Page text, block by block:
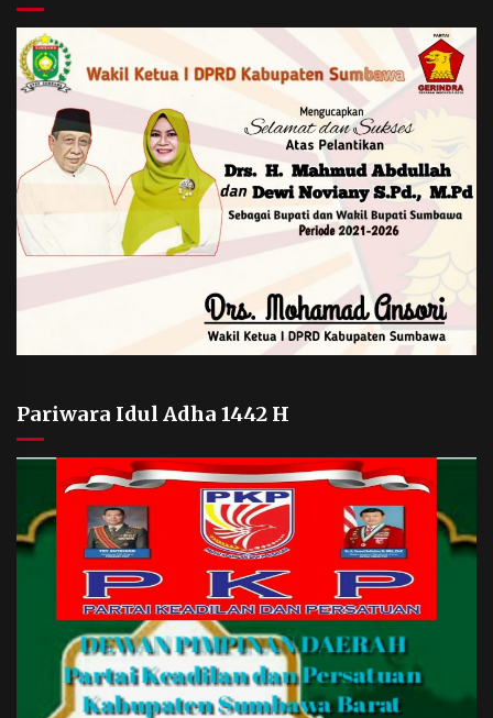
Pariwara Idul Adha 1442 H